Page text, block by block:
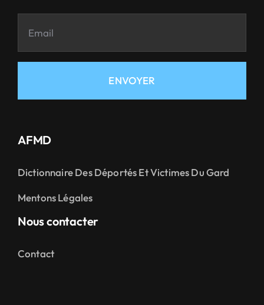
ENVOYER
AFMD
Dictionnaire Des Déportés Et Victimes Du Gard
Mentons Légales
Nous contacter
Contact